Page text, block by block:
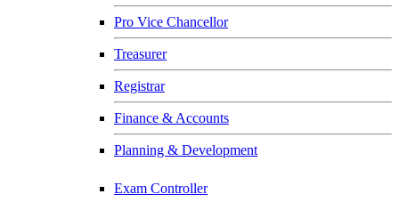
Pro Vice Chancellor
Treasurer
Registrar
Finance & Accounts
Planning & Development
Exam Controller